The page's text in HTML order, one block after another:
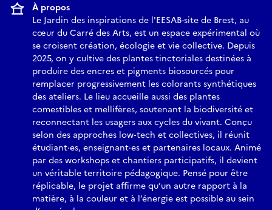
À propos
Le Jardin des inspirations de l'EESAB-site de Brest, au
cœur du Carré des Arts, est un espace expérimental où
se croisent création, écologie et vie collective. Depuis
2025, on y cultive des plantes tinctoriales destinées à
produire des encres et pigments biosourcés pour
remplacer progressivement les colorants synthétiques
des ateliers. Le lieu accueille aussi des plantes
comestibles et mellifères, soutenant la biodiversité et
reconnectant les usagers aux cycles du vivant. Conçu
selon des approches low‑tech et collectives, il réunit
étudiant·es, enseignant·es et partenaires locaux. Animé
par des workshops et chantiers participatifs, il devient
un véritable territoire pédagogique. Pensé pour être
réplicable, le projet affirme qu’un autre rapport à la
matière, à la couleur et à l’énergie est possible au sein